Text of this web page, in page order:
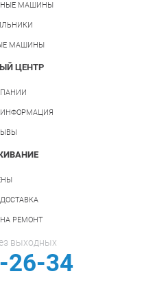
МАШИНЫ
МАШИНЫ
ЦЕНТР
ИНФОРМАЦИЯ
РЕМОНТ
выходных
34